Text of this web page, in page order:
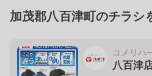
加茂郡八百津町のチラシ
コメリハ
八百津